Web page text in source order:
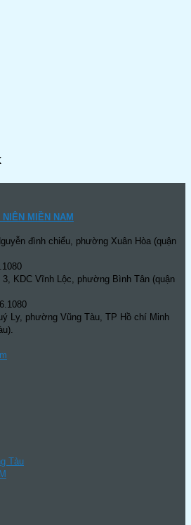
MIỀN NAM
đình chiểu, phường Xuân Hòa (quận
KDC Vĩnh Lộc, phường Bình Tân (quận
Ly, phường Vũng Tàu, TP Hồ chí Minh
Tàu